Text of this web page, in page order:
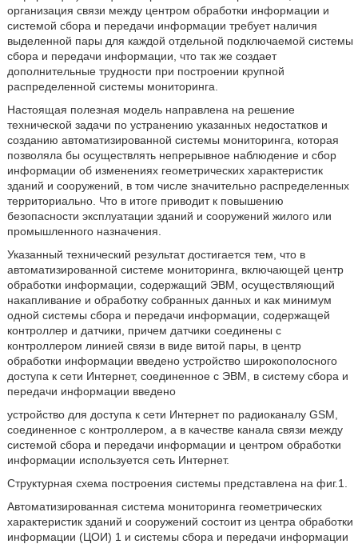
организация связи между центром обработки информации и
системой сбора и передачи информации требует наличия
выделенной пары для каждой отдельной подключаемой системы
сбора и передачи информации, что так же создает
дополнительные трудности при построении крупной
распределенной системы мониторинга.
Настоящая полезная модель направлена на решение
технической задачи по устранению указанных недостатков и
созданию автоматизированной системы мониторинга, которая
позволяла бы осуществлять непрерывное наблюдение и сбор
информации об изменениях геометрических характеристик
зданий и сооружений, в том числе значительно распределенных
территориально. Что в итоге приводит к повышению
безопасности эксплуатации зданий и сооружений жилого или
промышленного назначения.
Указанный технический результат достигается тем, что в
автоматизированной системе мониторинга, включающей центр
обработки информации, содержащий ЭВМ, осуществляющий
накапливание и обработку собранных данных и как минимум
одной системы сбора и передачи информации, содержащей
контроллер и датчики, причем датчики соединены с
контроллером линией связи в виде витой пары, в центр
обработки информации введено устройство широкополосного
доступа к сети Интернет, соединенное с ЭВМ, в систему сбора и
передачи информации введено
устройство для доступа к сети Интернет по радиоканалу GSM,
соединенное с контроллером, а в качестве канала связи между
системой сбора и передачи информации и центром обработки
информации используется сеть Интернет.
Структурная схема построения системы представлена на фиг.1.
Автоматизированная система мониторинга геометрических
характеристик зданий и сооружений состоит из центра обработки
информации (ЦОИ) 1 и системы сбора и передачи информации